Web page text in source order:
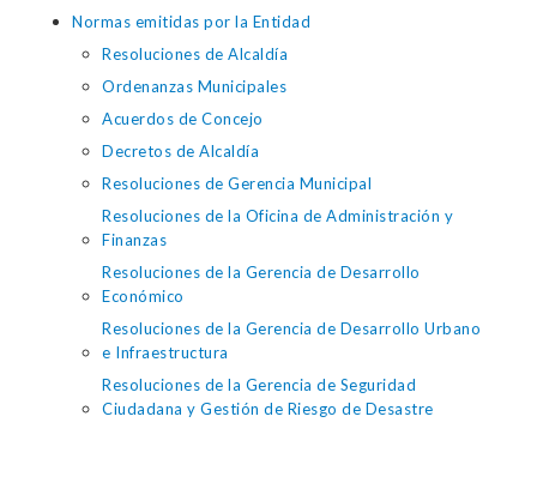
Normas emitidas por la Entidad
Resoluciones de Alcaldía
Ordenanzas Municipales
Acuerdos de Concejo
Decretos de Alcaldía
Resoluciones de Gerencia Municipal
Resoluciones de la Oficina de Administración y
Finanzas
Resoluciones de la Gerencia de Desarrollo
Económico
Resoluciones de la Gerencia de Desarrollo Urbano
e Infraestructura
Resoluciones de la Gerencia de Seguridad
Ciudadana y Gestión de Riesgo de Desastre